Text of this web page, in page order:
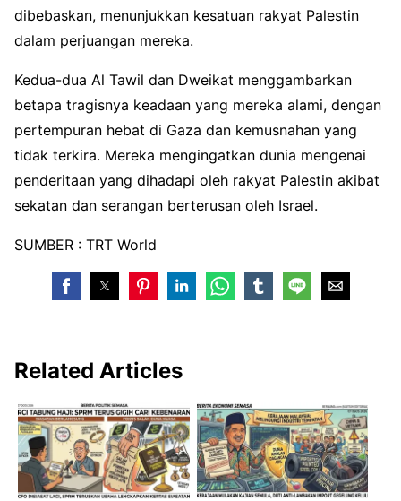
dibebaskan, menunjukkan kesatuan rakyat Palestin
dalam perjuangan mereka.
Kedua-dua Al Tawil dan Dweikat menggambarkan
betapa tragisnya keadaan yang mereka alami, dengan
pertempuran hebat di Gaza dan kemusnahan yang
tidak terkira. Mereka mengingatkan dunia mengenai
penderitaan yang dihadapi oleh rakyat Palestin akibat
sekatan dan serangan berterusan oleh Israel.
SUMBER : TRT World
Related Articles